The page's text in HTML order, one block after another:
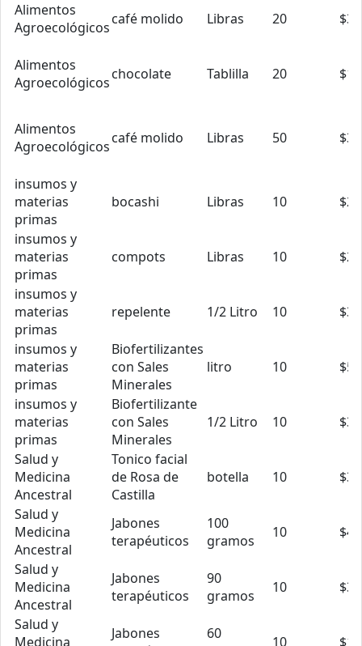
Alimentos
Agroecológicoscafé molido Libras 20
Alimentos
Agroecológicoschocolate Tablilla 20
Alimentos
Agroecológicoscafé molido Libras 50
insumos y
materias
primas
bocashi Libras 10
insumos y
materias
primas
compots Libras 10
insumos y
materias
primas
repelente 1/2 Litro 10
insumos y
materias
primas
Biofertilizantes
con Sales
Minerales
litro 10
insumos y
materias
primas
Biofertilizante
con Sales
Minerales
1/2 Litro 10
Salud y
Medicina
Ancestral
Tonico facial
de Rosa de
Castilla
botella 10
Salud y
Medicina
Ancestral
Jabones
terapéuticos
100
gramos
10
Salud y
Medicina
Ancestral
Jabones
terapéuticos
90
gramos
10
Salud y
Medicina
Jabones
60
10